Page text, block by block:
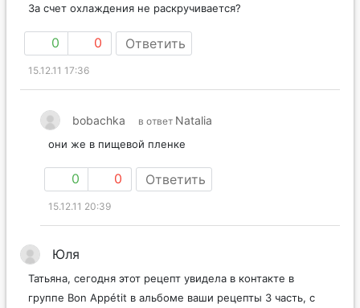
За счет охлаждения не раскручивается?
0 0 Ответить
15.12.11 17:36
bobachka в ответ Natalia
они же в пищевой пленке
0 0 Ответить
15.12.11 20:39
Юля
Татьяна, сегодня этот рецепт увидела в контакте в
группе Bon Appétit в альбоме ваши рецепты 3 часть, с